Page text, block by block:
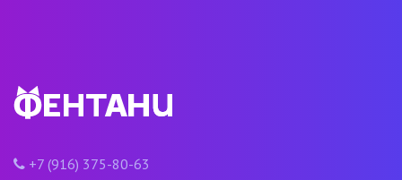
+7 (916) 375-80-63